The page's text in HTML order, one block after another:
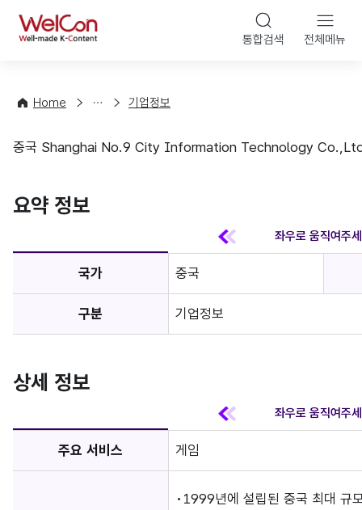
WelCon 통합검색 전체메뉴
Home
컨
팅
해
기
정
기업정보
기업정보
중국 Shanghai No.9 City Information Technology
요약 정보
국가 중국
구분 기업정보
상세 정보
주요 서비스 게임
1999년에 설립된 중국 최대 규